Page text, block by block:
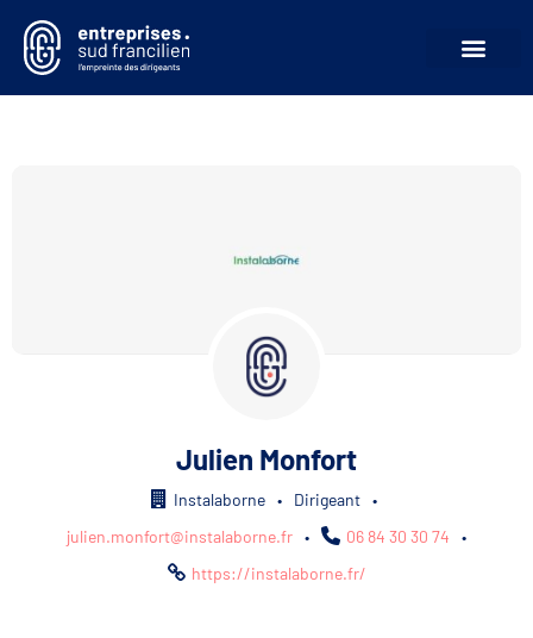
Julien Monfort
Instalaborne • Dirigeant
•
julien.monfort@instalaborne.fr • 06 84 30 30 74
•
https://instalaborne.fr/